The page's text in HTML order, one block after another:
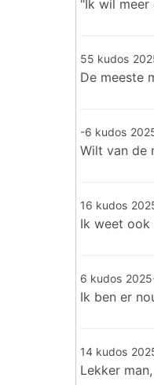
"Ik wil meer
55 kudos
De meeste
-6 kudos
Wilt van de
16 kudos
Ik weet ook
6 kudos
Ik ben er
14 kudos
Lekker